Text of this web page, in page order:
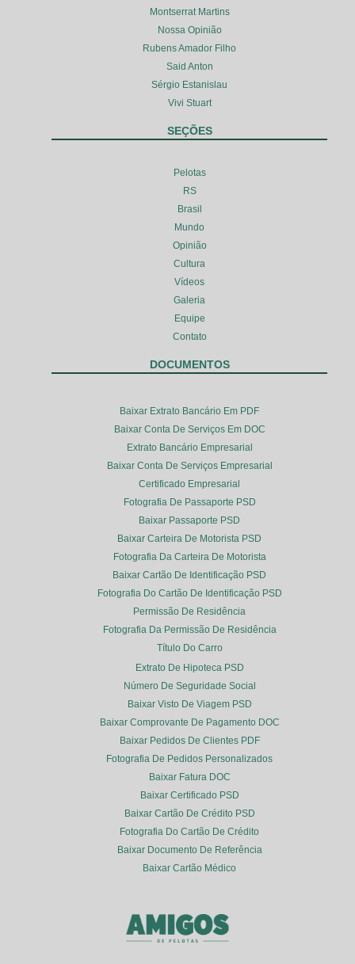
Montserrat Martins
Nossa Opinião
Rubens Amador Filho
Said Anton
Sérgio Estanislau
Vivi Stuart
SEÇÕES
Pelotas
RS
Brasil
Mundo
Opinião
Cultura
Vídeos
Galeria
Equipe
Contato
DOCUMENTOS
Baixar Extrato Bancário Em PDF
Baixar Conta De Serviços Em DOC
Extrato Bancário Empresarial
Baixar Conta De Serviços Empresarial
Certificado Empresarial
Fotografia De Passaporte PSD
Baixar Passaporte PSD
Baixar Carteira De Motorista PSD
Fotografia Da Carteira De Motorista
Baixar Cartão De Identificação PSD
Fotografia Do Cartão De Identificação PSD
Permissão De Residência
Fotografia Da Permissão De Residência
Título Do Carro
Extrato De Hipoteca PSD
Número De Seguridade Social
Baixar Visto De Viagem PSD
Baixar Comprovante De Pagamento DOC
Baixar Pedidos De Clientes PDF
Fotografia De Pedidos Personalizados
Baixar Fatura DOC
Baixar Certificado PSD
Baixar Cartão De Crédito PSD
Fotografia Do Cartão De Crédito
Baixar Documento De Referência
Baixar Cartão Médico